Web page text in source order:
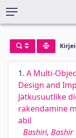
1. A Multi-
Design and
Jätkusuutlike
rakendamine
abil
Bashiri, Bashir